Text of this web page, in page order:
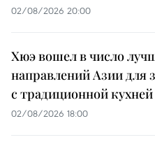
02/08/2026 20:00
Хюэ вошел в число
направлений Азии для
с традиционной кухней
02/08/2026 18:00